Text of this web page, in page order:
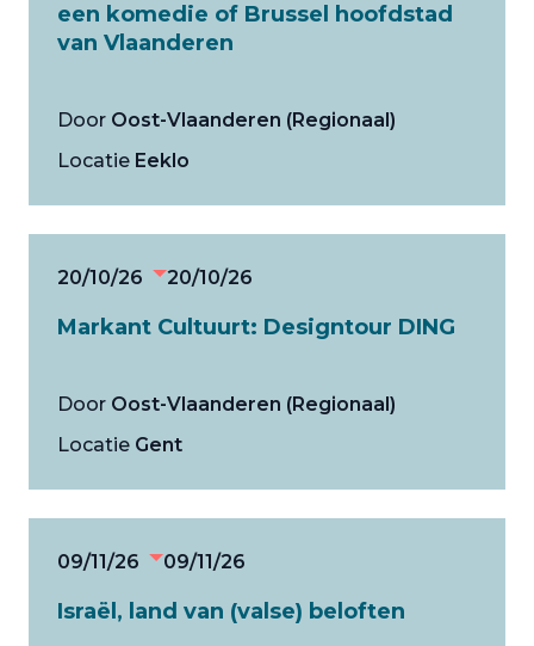
een komedie of Brussel hoofdstad
van Vlaanderen
Door Oost-Vlaanderen (Regionaal)
Locatie Eeklo
20/10/26 20/10/26
Markant Cultuurt: Designtour DING
Door Oost-Vlaanderen (Regionaal)
Locatie Gent
09/11/26 09/11/26
Israël, land van (valse) beloften